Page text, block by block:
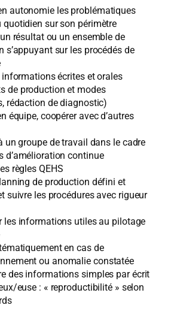
autonomie les problématiques
quotidien sur son périmètre
résultat ou un ensemble de
s’appuyant sur les procédés de
informations écrites et orales
de production et modes
rédaction de diagnostic)
équipe, coopérer avec d’autres
un groupe de travail dans le cadre
d’amélioration continue
règles QEHS
de production défini et
suivre les procédures avec rigueur
les informations utiles au pilotage
en cas de
ou anomalie constatée
des informations simples par écrit
euse : « reproductibilité » selon